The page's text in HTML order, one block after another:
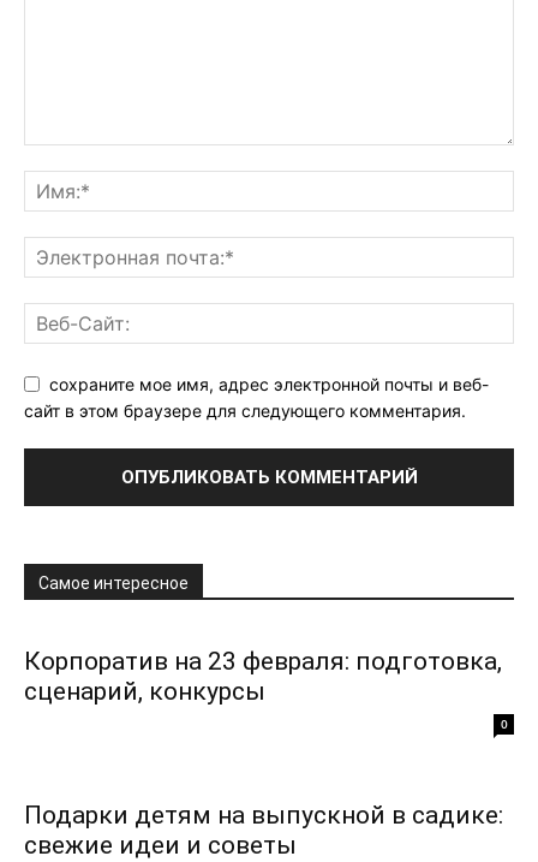
сохраните мое имя, адрес электронной почты и веб-
сайт в этом браузере для следующего комментария.
Самое интересное
Корпоратив на 23 февраля: подготовка,
сценарий, конкурсы
0
Подарки детям на выпускной в садике:
свежие идеи и советы